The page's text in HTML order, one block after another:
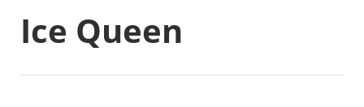
Ice Queen